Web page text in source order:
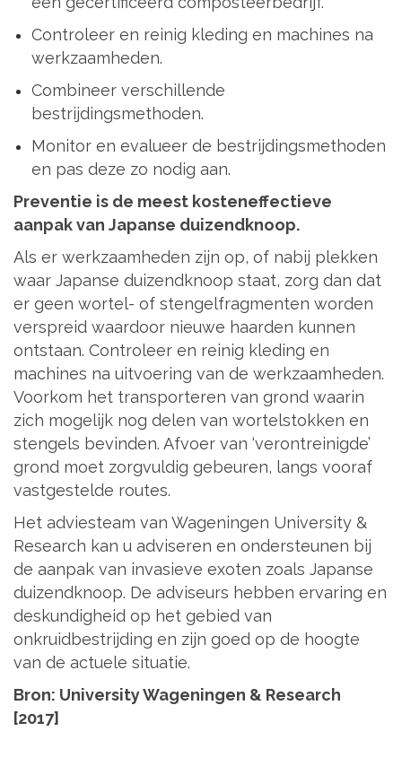
Controleer en reinig kleding en machines na
werkzaamheden.
Combineer verschillende
bestrijdingsmethoden.
Monitor en evalueer de bestrijdingsmethoden
en pas deze zo nodig aan.
Preventie is de meest kosteneffectieve
aanpak van Japanse duizendknoop.
Als er werkzaamheden zijn op, of nabij plekken
waar Japanse duizendknoop staat, zorg dan dat
er geen wortel- of stengelfragmenten worden
verspreid waardoor nieuwe haarden kunnen
ontstaan. Controleer en reinig kleding en
machines na uitvoering van de werkzaamheden.
Voorkom het transporteren van grond waarin
zich mogelijk nog delen van wortelstokken en
stengels bevinden. Afvoer van ‘verontreinigde’
grond moet zorgvuldig gebeuren, langs vooraf
vastgestelde routes.
Het adviesteam van Wageningen University &
Research kan u adviseren en ondersteunen bij
de aanpak van invasieve exoten zoals Japanse
duizendknoop. De adviseurs hebben ervaring en
deskundigheid op het gebied van
onkruidbestrijding en zijn goed op de hoogte
van de actuele situatie.
Bron: University Wageningen & Research
[2017]